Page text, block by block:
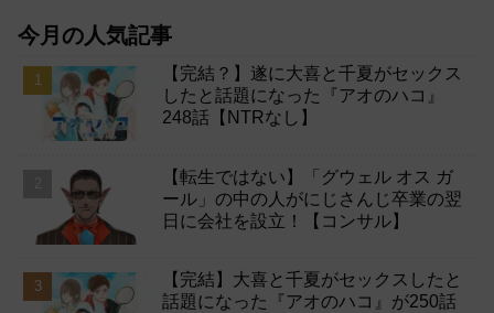
今月の人気記事
【完結？】遂に大喜と千夏がセックス
したと話題になった『アオのハコ』
248話【NTRなし】
【転生ではない】「グウェル オス ガ
ール」の中の人がにじさんじ卒業の翌
日に会社を設立！【コンサル】
【完結】大喜と千夏がセックスしたと
話題になった『アオのハコ』が250話